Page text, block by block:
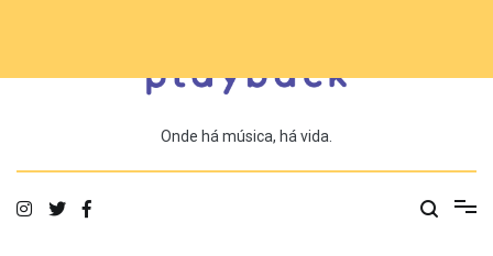
conteúdo
Onde há música, há vida.